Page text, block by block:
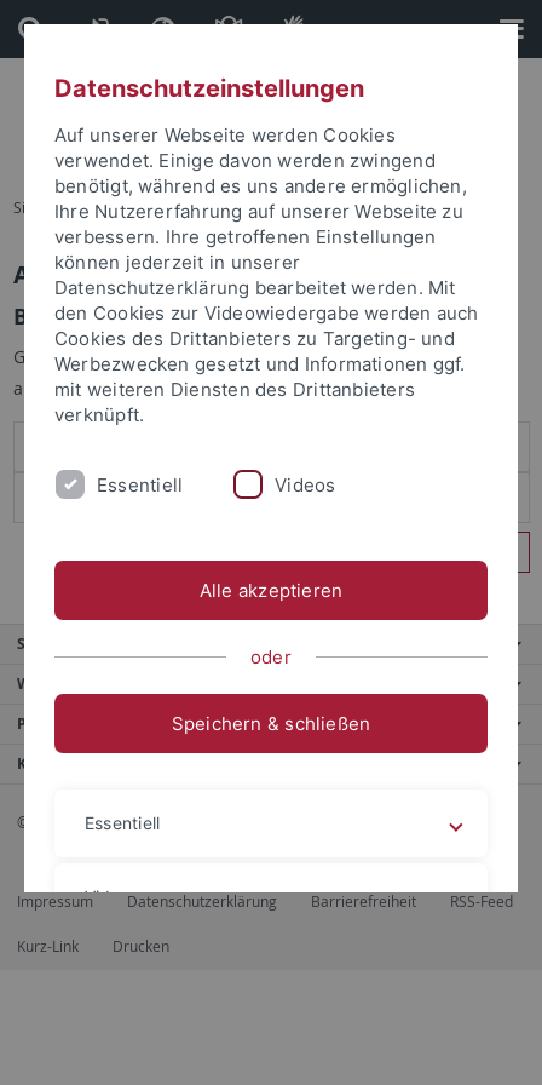
Direkt
zum
Inhalt
Direkt
zur
Fußleiste
Sie sind hier: Startseite
Anmelden
Benutzeranmeldung
Geben Sie Ihren Benutzernamen und Ihr Passwort an um sich
anzumelden:
Service
Weitere Angebote
Portale
Kontaktinfo
© 2026 Eberhard Karls Universität Tübingen, Tübingen
Impressum Datenschutzerklärung Barrierefreiheit RSS-Feed
Kurz-Link Drucken
Datenschutzeinstellungen
Auf unserer Webseite werden Cookies
verwendet. Einige davon werden zwingend
benötigt, während es uns andere ermöglichen,
Ihre Nutzererfahrung auf unserer Webseite zu
verbessern. Ihre getroffenen Einstellungen
können jederzeit in unserer
Datenschutzerklärung bearbeitet werden. Mit
den Cookies zur Videowiedergabe werden auch
Cookies des Drittanbieters zu Targeting- und
Werbezwecken gesetzt und Informationen ggf.
mit weiteren Diensten des Drittanbieters
verknüpft.
Essentiell Videos
Alle akzeptieren
oder
Speichern & schließen
Essentiell
Videos